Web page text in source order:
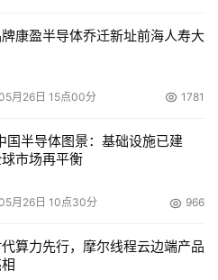
分别与中国软件与服务（集
雅达系统工程股份有限公司四
旨在通过强强联手，共同拓展
与上述四家公司签约，
发的广度和深度。
外部存储市场的市场份额继
康盈半导体乔迁新址前海人寿大
月26日 15点00分 1781
国半导体图景：基础设施已建
市场再平衡
月26日 10点30分 966
算力先行，摩尔线程云边端产品